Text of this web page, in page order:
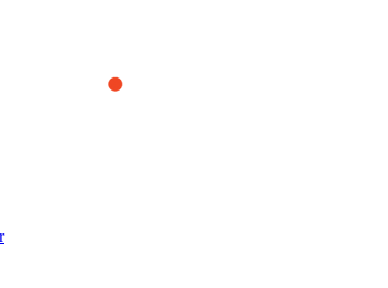
the best experience on our website. By continuing
out how you can disable cookies, you can access